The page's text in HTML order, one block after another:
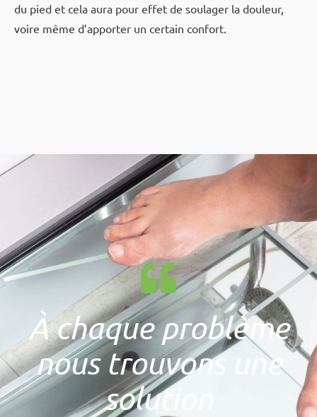
du pied et cela aura pour effet de soulager la douleur,
voire même d’apporter un certain confort.
À chaque problème
nous trouvons une
solution